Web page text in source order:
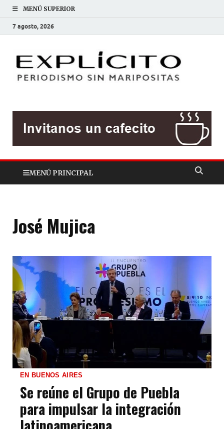
MENÚ SUPERIOR
7 agosto, 2026
MENÚ PRINCIPAL
José Mujica
EN BUENOS AIRES
Se reúne el Grupo de Puebla
para impulsar la integración